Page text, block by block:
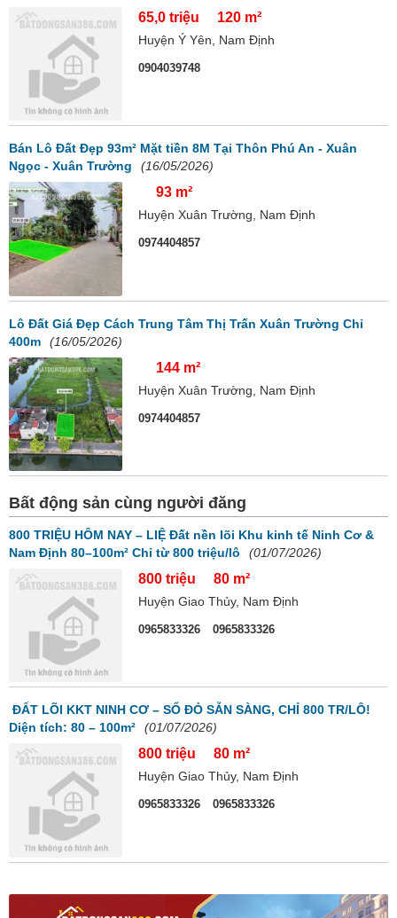
65,0 triệu 120 m²
Huyện Ý Yên, Nam Định
0904039748
Bán Lô Đất Đẹp 93m² Mặt tiền 8M Tại Thôn Phú An - Xuân
Ngọc - Xuân Trường
(16/05/2026)
93 m²
Huyện Xuân Trường, Nam Định
0974404857
Lô Đất Giá Đẹp Cách Trung Tâm Thị Trấn Xuân Trường Chỉ
400m
(16/05/2026)
144 m²
Huyện Xuân Trường, Nam Định
0974404857
Bất động sản cùng người đăng
800 TRIỆU HÔM NAY – LIỆ Đất nền lõi Khu kinh tế Ninh Cơ &
Nam Định 80–100m² Chỉ từ 800 triệu/lô
(01/07/2026)
800 triệu 80 m²
Huyện Giao Thủy, Nam Định
0965833326 0965833326
​ ĐẤT LÕI KKT NINH CƠ – SỔ ĐỎ SẴN SÀNG, CHỈ 800 TR/LÔ! ​​
Diện tích: 80 – 100m²
(01/07/2026)
800 triệu 80 m²
Huyện Giao Thủy, Nam Định
0965833326 0965833326